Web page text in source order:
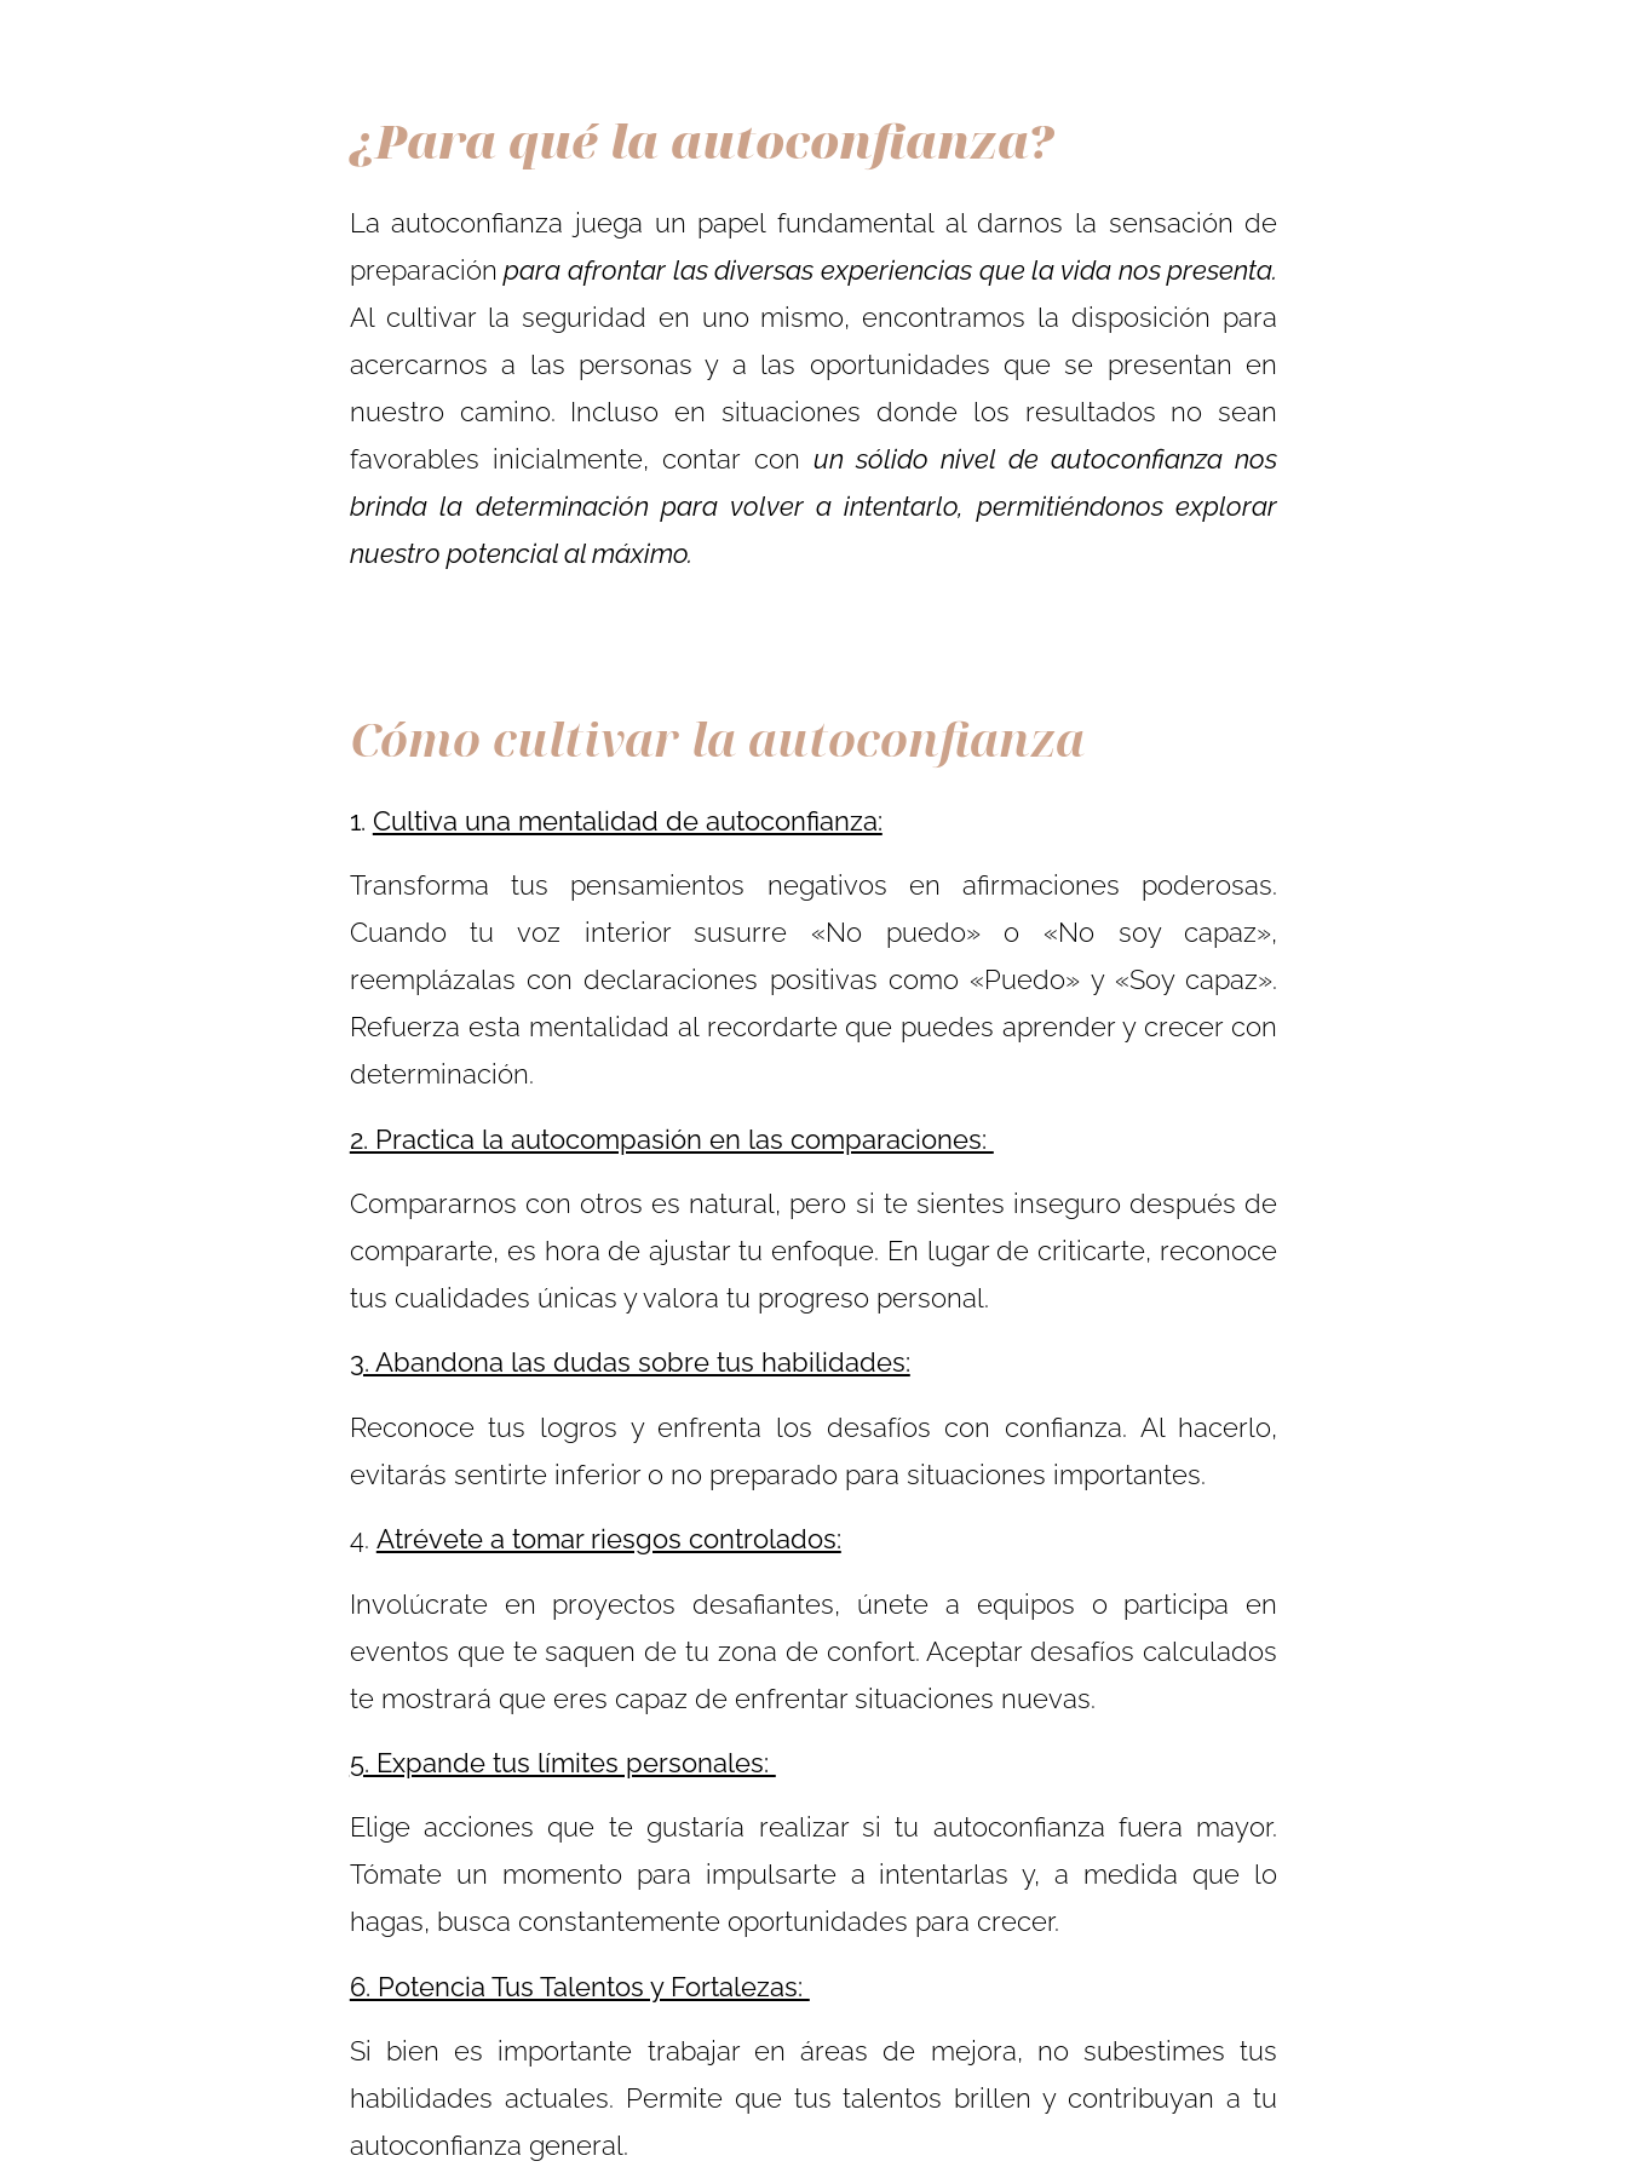
¿Para qué la autoconfianza?
La autoconfianza juega un papel fundamental al darnos la sensación de
preparación para afrontar las diversas experiencias que la vida nos presenta.
Al cultivar la seguridad en uno mismo, encontramos la disposición para
acercarnos a las personas y a las oportunidades que se presentan en
nuestro camino. Incluso en situaciones donde los resultados no sean
favorables inicialmente, contar con un sólido nivel de autoconfianza nos
brinda la determinación para volver a intentarlo, permitiéndonos explorar
nuestro potencial al máximo.
Cómo cultivar la autoconfianza
1. Cultiva una mentalidad de autoconfianza:
Transforma tus pensamientos negativos en afirmaciones poderosas.
Cuando tu voz interior susurre «No puedo» o «No soy capaz»,
reemplázalas con declaraciones positivas como «Puedo» y «Soy capaz».
Refuerza esta mentalidad al recordarte que puedes aprender y crecer con
determinación.
2. Practica la autocompasión en las comparaciones:
Compararnos con otros es natural, pero si te sientes inseguro después de
compararte, es hora de ajustar tu enfoque. En lugar de criticarte, reconoce
tus cualidades únicas y valora tu progreso personal.
3. Abandona las dudas sobre tus habilidades:
Reconoce tus logros y enfrenta los desafíos con confianza. Al hacerlo,
evitarás sentirte inferior o no preparado para situaciones importantes.
4. Atrévete a tomar riesgos controlados:
Involúcrate en proyectos desafiantes, únete a equipos o participa en
eventos que te saquen de tu zona de confort. Aceptar desafíos calculados
te mostrará que eres capaz de enfrentar situaciones nuevas.
5. Expande tus límites personales:
Elige acciones que te gustaría realizar si tu autoconfianza fuera mayor.
Tómate un momento para impulsarte a intentarlas y, a medida que lo
hagas, busca constantemente oportunidades para crecer.
6. Potencia Tus Talentos y Fortalezas:
Si bien es importante trabajar en áreas de mejora, no subestimes tus
habilidades actuales. Permite que tus talentos brillen y contribuyan a tu
autoconfianza general.